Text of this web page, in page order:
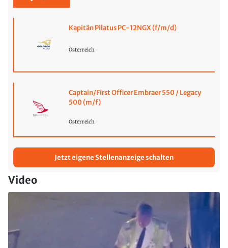
Kapitän Pilatus PC-12NGX (f/m/d)
Österreich
Captain/First Officer Embraer 550 / Legacy
500 (m/f)
Österreich
Jetzt eigene Stellenanzeige schalten
Video